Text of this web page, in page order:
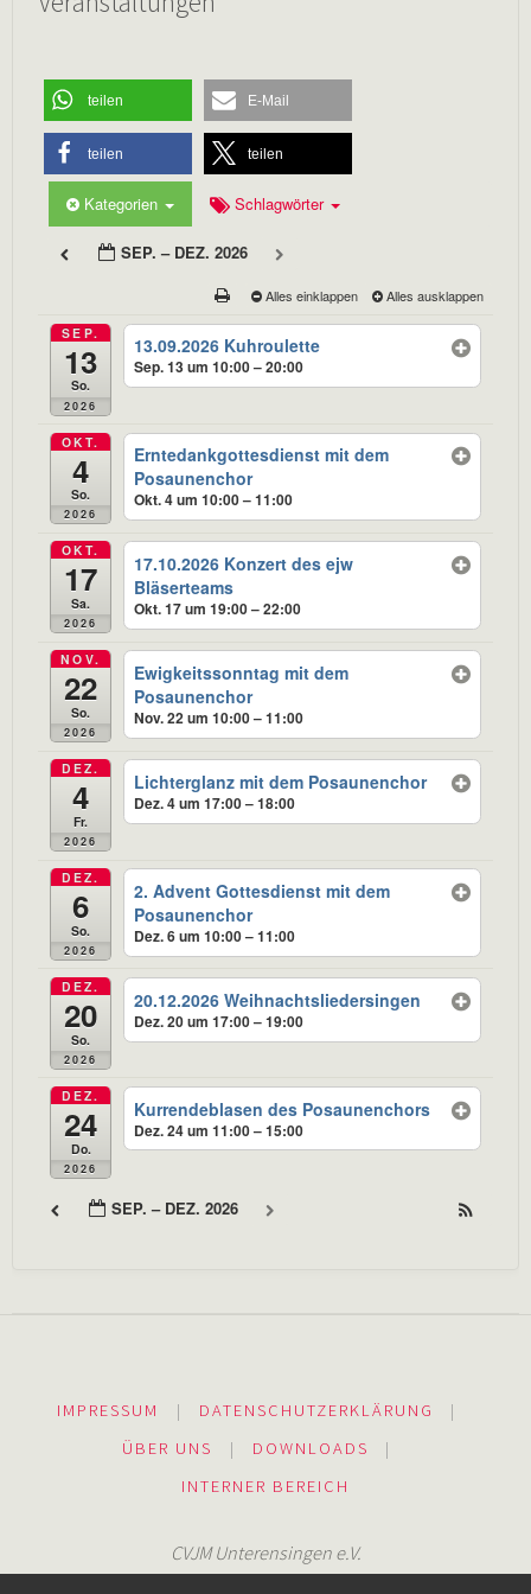
teilen E-Mail
teilen teilen
Kategorien Schlagwörter
SEP. – DEZ. 2026
Alles einklappen Alles ausklappen
SEP.
13
So.
2026
13.09.2026 Kuhroulette
Sep. 13 um 10:00 – 20:00
OKT.
4
So.
2026
Erntedankgottesdienst mit dem
Posaunenchor
Okt. 4 um 10:00 – 11:00
OKT.
17
Sa.
2026
17.10.2026 Konzert des ejw
Bläserteams
Okt. 17 um 19:00 – 22:00
NOV.
22
So.
2026
Ewigkeitssonntag mit dem
Posaunenchor
Nov. 22 um 10:00 – 11:00
DEZ.
4
Fr.
2026
Lichterglanz mit dem Posaunenchor
Dez. 4 um 17:00 – 18:00
DEZ.
6
So.
2026
2. Advent Gottesdienst mit dem
Posaunenchor
Dez. 6 um 10:00 – 11:00
DEZ.
20
So.
2026
20.12.2026 Weihnachtsliedersingen
Dez. 20 um 17:00 – 19:00
DEZ.
24
Do.
2026
Kurrendeblasen des Posaunenchors
Dez. 24 um 11:00 – 15:00
SEP. – DEZ. 2026
IMPRESSUM | DATENSCHUTZERKLÄRUNG
|
ÜBER UNS
| DOWNLOADS
|
INTERNER BEREICH
CVJM Unterensingen e.V.